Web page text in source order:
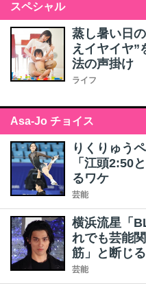
スペシャル
蒸し暑い日
えイヤイヤ”
法の声掛け
ライフ
Asa-Jo チョイス
りくりゅう
「江頭2:50
るワケ
芸能
横浜流星「
れでも芸能
筋」と断じ
芸能